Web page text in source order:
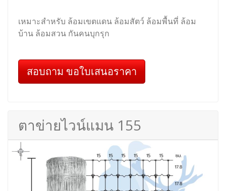
เหมาะสำหรับ ล้อมเขตแดน ล้อมสัตว์ ล้อมพื้นที่ ล้อม
บ้าน ล้อมสวน กันคนบุกรุก
สอบถาม ขอใบเสนอราคา
ตาข่ายไวน์แมน 155